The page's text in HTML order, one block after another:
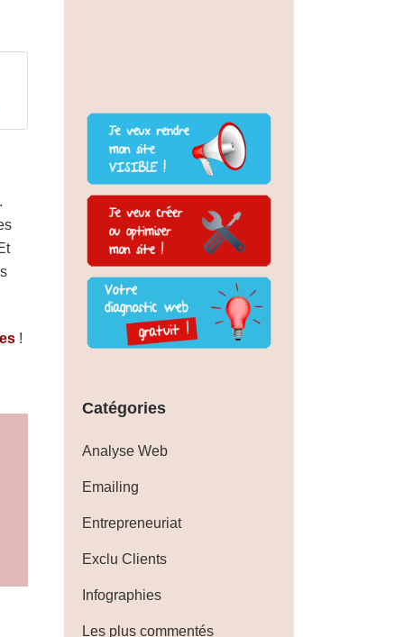
!
Catégories
Analyse Web
Emailing
Entrepreneuriat
Exclu Clients
Infographies
Les plus commentés